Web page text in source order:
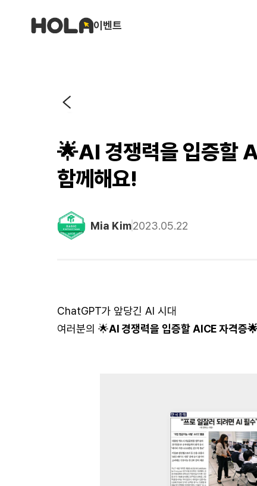
이벤트
🌟AI 경쟁력을 입증할
함께해요!
Mia Kim2023.05.22
ChatGPT가 앞당긴 AI 시대
여러분의 🌟AI 경쟁력을 입증할 AICE 자격증